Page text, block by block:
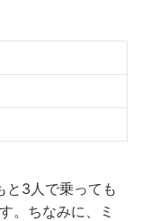
と3人で乗っても
。ちなみに、ミ